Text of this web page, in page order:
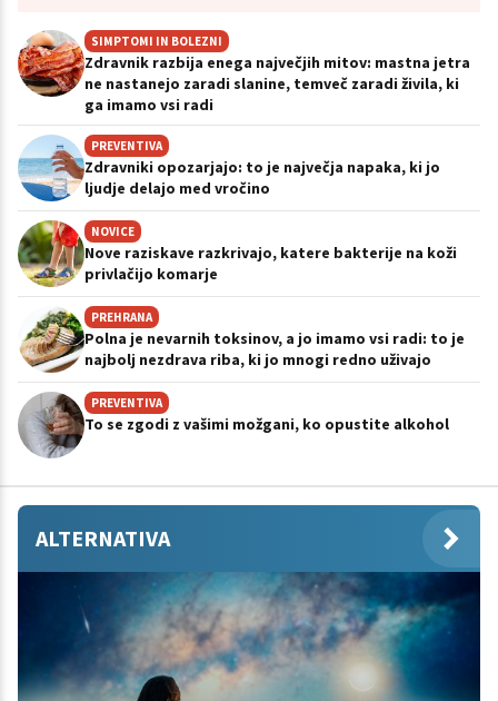
SIMPTOMI IN BOLEZNI
Zdravnik razbija enega največjih mitov: mastna jetra
ne nastanejo zaradi slanine, temveč zaradi živila, ki
ga imamo vsi radi
PREVENTIVA
Zdravniki opozarjajo: to je največja napaka, ki jo
ljudje delajo med vročino
NOVICE
Nove raziskave razkrivajo, katere bakterije na koži
privlačijo komarje
PREHRANA
Polna je nevarnih toksinov, a jo imamo vsi radi: to je
najbolj nezdrava riba, ki jo mnogi redno uživajo
PREVENTIVA
To se zgodi z vašimi možgani, ko opustite alkohol
ALTERNATIVA